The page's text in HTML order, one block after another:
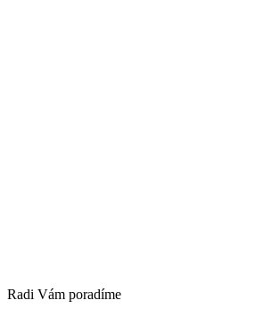
Radi Vám poradíme